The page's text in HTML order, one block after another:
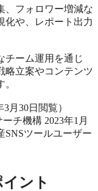
、フォロワー増減な
化や、レポート出力
チーム運用を通じ
略立案やコンテンツ
月30日閲覧）
チ機構 2023年1月
SNSツールユーザー
ント